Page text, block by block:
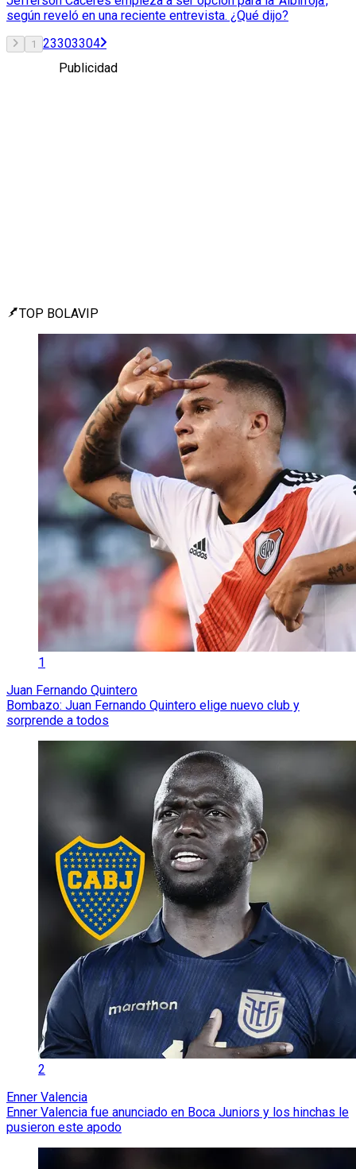
según reveló en una reciente entrevista. ¿Qué dijo?
1 23303304
Publicidad
TOP BOLAVIP
1
Juan Fernando Quintero
Bombazo: Juan Fernando Quintero elige nuevo club y
sorprende a todos
2
Enner Valencia
Enner Valencia fue anunciado en Boca Juniors y los hinchas le
pusieron este apodo